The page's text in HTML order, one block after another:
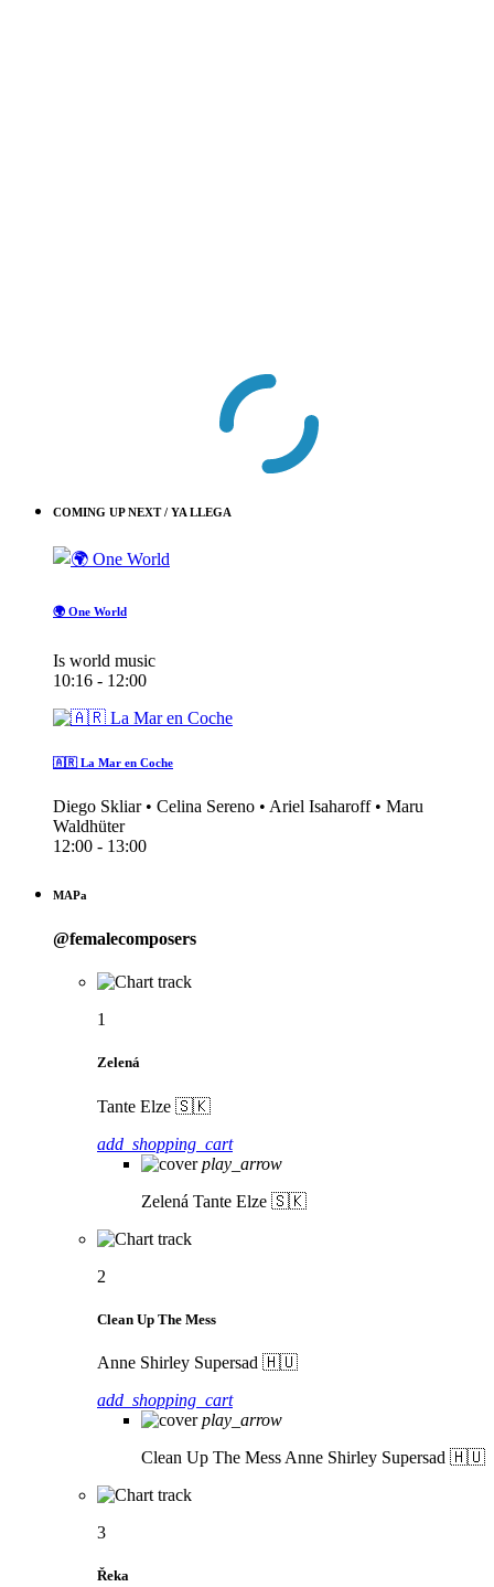
COMING UP NEXT / YA LLEGA
🌍 One World
Is world music
10:16 - 12:00
🇦🇷 La Mar en Coche
Diego Skliar • Celina Sereno • Ariel Isaharoff • Maru
Waldhüter
12:00 - 13:00
MAPa
@femalecomposers
1
Zelená
Tante Elze 🇸🇰
add_shopping_cart
play_arrow
Zelená Tante Elze 🇸🇰
2
Clean Up The Mess
Anne Shirley Supersad 🇭🇺
add_shopping_cart
play_arrow
Clean Up The Mess Anne Shirley Supersad 🇭🇺
3
Řeka